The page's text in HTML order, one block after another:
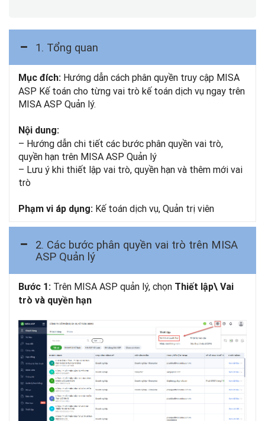
1. Tổng quan
Mục đích: Hướng dẫn cách phân quyền truy cập MISA
ASP Kế toán cho từng vai trò kế toán dịch vụ ngay trên
MISA ASP Quản lý.
Nội dung:
– Hướng dẫn chi tiết các bước phân quyền vai trò,
quyền hạn trên MISA ASP Quản lý
– Lưu ý khi thiết lập vai trò, quyền hạn và thêm mới vai
trò
Phạm vi áp dụng: Kế toán dịch vụ, Quản trị viên
2. Các bước phân quyền vai trò trên MISA
ASP Quản lý
Bước 1: Trên MISA ASP quản lý, chọn Thiết lập\ Vai
trò và quyền hạn